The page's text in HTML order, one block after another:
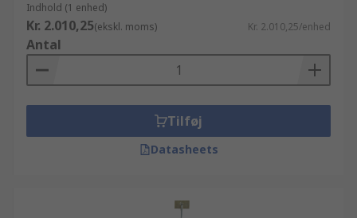
Indhold (1 enhed)
Kr. 2.010,25(ekskl. moms) Kr. 2.010,25/enhed
Antal
Tilføj
Datasheets